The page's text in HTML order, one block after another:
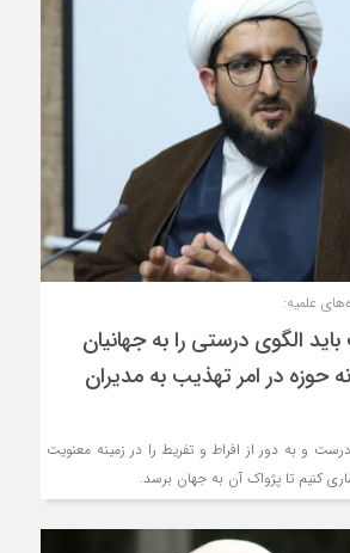
علمیه:
الگوی درستی را به جهانیان
حوزه در امر تهذیب به مدیران
و به دور از افراط و تفریط را در زمینه معنویت
کنیم تا پژواک آن به جهان برسد.